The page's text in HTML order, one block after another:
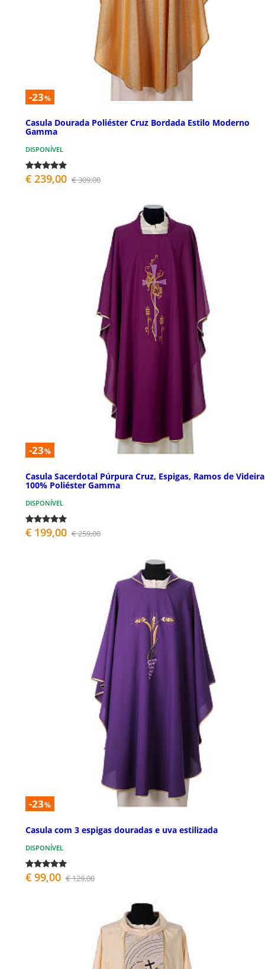
-23%
Casula Dourada Poliéster Cruz Bordada Estilo Moderno
Gamma
DISPONÍVEL
€ 239,00 € 309,00
-23%
Casula Sacerdotal Púrpura Cruz, Espigas, Ramos de Videira
100% Poliéster Gamma
DISPONÍVEL
€ 199,00 € 259,00
-23%
Casula com 3 espigas douradas e uva estilizada
DISPONÍVEL
€ 99,00 € 129,00